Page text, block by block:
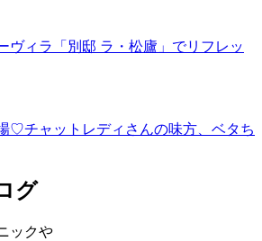
ヴィラ「別邸 ラ・松廬」でリフレッ
♡チャットレディさんの味方、ベタち
ックや